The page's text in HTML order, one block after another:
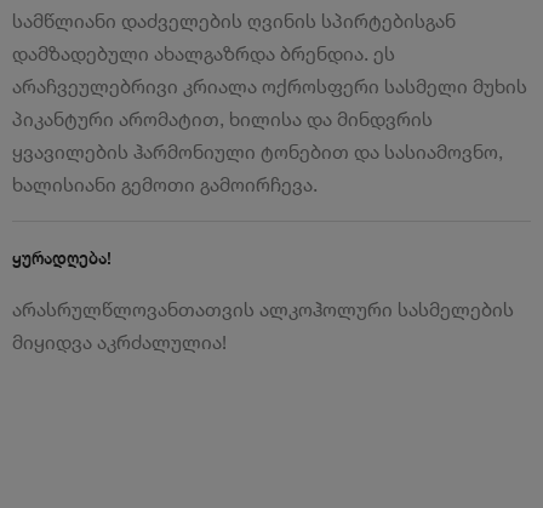
სამწლიანი დაძველების ღვინის სპირტებისგან
დამზადებული ახალგაზრდა ბრენდია. ეს
არაჩვეულებრივი კრიალა ოქროსფერი სასმელი მუხის
პიკანტური არომატით, ხილისა და მინდვრის
ყვავილების ჰარმონიული ტონებით და სასიამოვნო,
ხალისიანი გემოთი გამოირჩევა.
ყურადღება!
არასრულწლოვანთათვის ალკოჰოლური სასმელების
მიყიდვა აკრძალულია!